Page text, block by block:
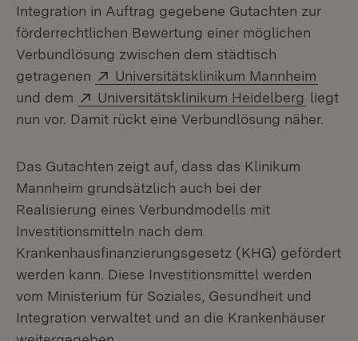
Integration in Auftrag gegebene Gutachten zur
förderrechtlichen Bewertung einer möglichen
Verbundlösung zwischen dem städtisch
getragenen
Extern:
Universitätsklinikum Mannheim
und dem
Extern:
Universitätsklinikum Heidelberg (Öffnet
liegt
nun vor. Damit rückt eine Verbundlösung näher.
Das Gutachten zeigt auf, dass das Klinikum
Mannheim grundsätzlich auch bei der
Realisierung eines Verbundmodells mit
Investitionsmitteln nach dem
Krankenhausfinanzierungsgesetz (KHG) gefördert
werden kann. Diese Investitionsmittel werden
vom Ministerium für Soziales, Gesundheit und
Integration verwaltet und an die Krankenhäuser